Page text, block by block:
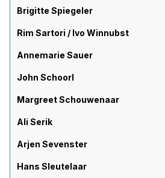
Brigitte Spiegeler
Rim Sartori / Ivo Winnubst
Annemarie Sauer
John Schoorl
Margreet Schouwenaar
Ali Serik
Arjen Sevenster
Hans Sleutelaar